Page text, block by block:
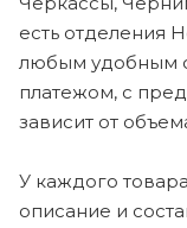
есть отделения
любым удобным
платежом, с
зависит от
У каждого
описание и